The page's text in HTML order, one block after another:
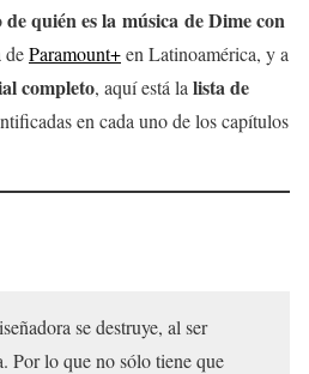
de quién es la música de Dime con
deParamount+en Latinoamérica, y a
completo, aquí está la lista de
en cada uno de los capítulos
se destruye, al ser
Por lo que no sólo tiene que